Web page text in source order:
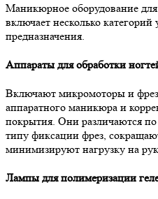
Маникюрное оборудование для
включает несколько категорий
предназначения.
Аппараты для обработки
Включают микромоторы и
аппаратного маникюра и
покрытия. Они различаются
типу фиксации фрез,
минимизируют нагрузку на
Лампы для полимеризации